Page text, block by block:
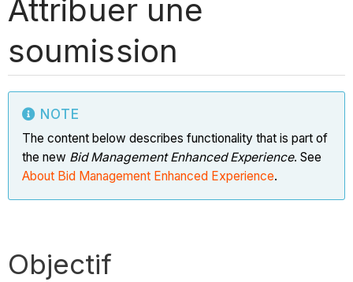
Attribuer une
soumission
NOTE
The content below describes functionality that is part of
the new Bid Management Enhanced Experience. See
About Bid Management Enhanced Experience.
Objectif